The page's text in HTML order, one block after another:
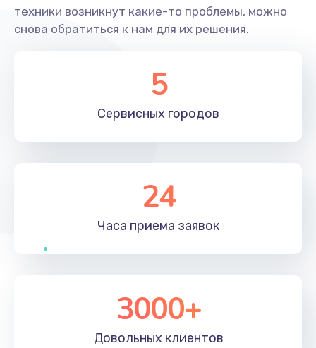
техники возникнут какие-то проблемы, можно
снова обратиться к нам для их решения.
5
Сервисных городов
24
Часа приема заявок
3000+
Довольных клиентов